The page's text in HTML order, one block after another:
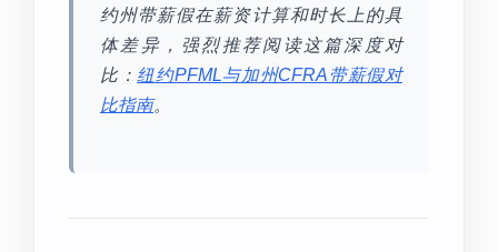
约州带薪假在薪资计算和时长上的具
体差异，强烈推荐阅读这篇深度对
比： 纽约PFML与加州CFRA带薪假对
比指南。